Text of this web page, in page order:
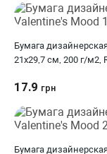
Бумага
21х29,7 см, 200 г/м2,
17.9 грн
Бумага